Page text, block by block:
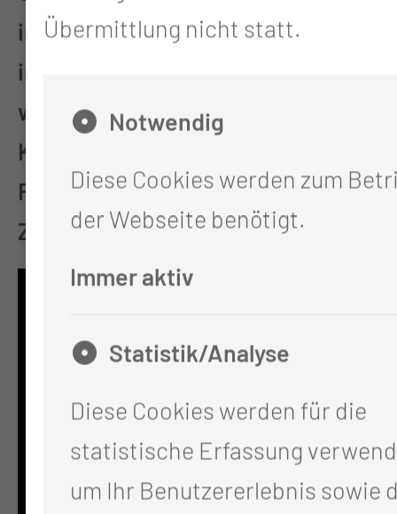
interdisziplinären und
interprofessionellen Team stellen
wir für Sie ein hohes Maß an
Kontinuität, eine hohe
Fachkompetenz und
Zuverlässigkeit sicher.
Übermittlung nicht statt.
Notwendig
Diese Cookies werden zum
der Webseite benötigt.
Immer aktiv
Statistik/Analyse
Diese Cookies werden für die
statistische Erfassung
um Ihr Benutzererlebnis sowie